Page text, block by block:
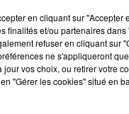
livre pour
2020 à 7h00 par
en cliquant sur "Accepter
finalités et/ou partenaires dans
refuser en cliquant sur
ne s'appliqueront
jour vos choix, ou retirer votre
"Gérer les cookies" situé en